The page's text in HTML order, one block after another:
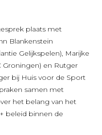
plaats met
Blankenstein
Gelijkspelen), Marijke
Groningen) en Rutger
bij Huis voor de Sport
samen met
het belang van het
beleid binnen de